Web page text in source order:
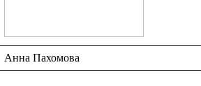
Анна Пахомова